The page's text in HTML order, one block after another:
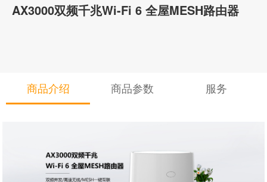
AX3000双频千兆Wi-Fi 6 全屋MESH路由器
商品介绍 商品参数 服务